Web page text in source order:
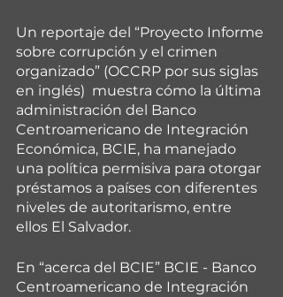
Un reportaje del “Proyecto Informe
sobre corrupción y el crimen
organizado” (OCCRP por sus siglas
en inglés)  muestra cómo la última
administración del Banco
Centroamericano de Integración
Económica, BCIE, ha manejado
una política permisiva para otorgar
préstamos a países con diferentes
niveles de autoritarismo, entre
ellos El Salvador.
En “acerca del BCIE” BCIE - Banco
Centroamericano de Integración